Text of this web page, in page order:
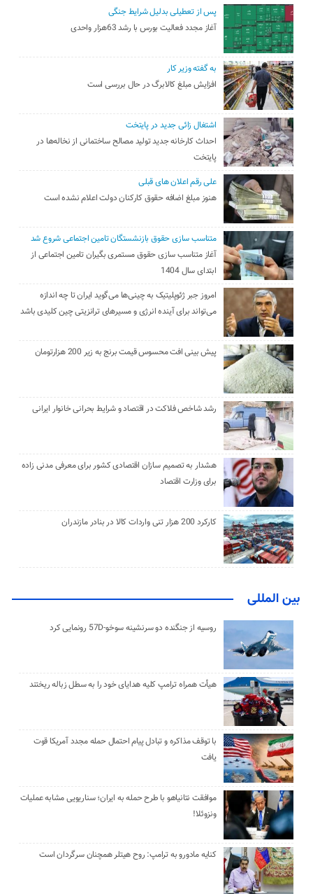
پس از تعطیلی بدلیل شرایط جنگی
آغاز مجدد فعالیت بورس با رشد 63هزار واحدی
به گفته وزیر کار
افزایش مبلغ کالابرگ در حال بررسی است
اشتغال زائی جدید در پایتخت
احداث کارخانه جدید تولید مصالح ساختمانی از نخاله‌ها در
پایتخت
علی رقم اعلان های قبلی
هنوز مبلغ اضافه حقوق کارکنان دولت اعلام نشده است
متناسب سازی حقوق بازنشستگان تامین اجتماعی شروع شد
آغاز متناسب سازی حقوق مستمری بگیران تامین اجتماعی از
ابتدای سال 1404
امروز جبر ژئوپلیتیک به چینی‌ها می‌گوید ایران تا چه اندازه
می‌تواند برای آینده انرژی و مسیرهای ترانزیتی چین کلیدی باشد
پیش بینی افت محسوس قیمت برنج به زیر 200 هزارتومان
رشد شاخص فلاکت در اقتصاد و شرایط بحرانی خانوار ایرانی
هشدار به تصمیم سازان اقتصادی کشور برای معرفی مدنی زاده
برای وزارت اقتصاد
کارکرد 200 هزار تنی واردات کالا در بنادر مازندران
بین المللی
روسیه از جنگنده دو سرنشینه سوخو-57D رونمایی کرد
هیأت همراه ترامپ کلیه هدایای خود را به سطل زباله ریختند
با توقف مذاکره و تبادل پیام احتمال حمله مجدد آمریکا قوت
یافت
موافقت نتانیاهو با طرح حمله به ایران؛ سناریویی مشابه عملیات
ونزوئلا!
کنایه مادورو به ترامپ: روح هیتلر همچنان سرگردان است